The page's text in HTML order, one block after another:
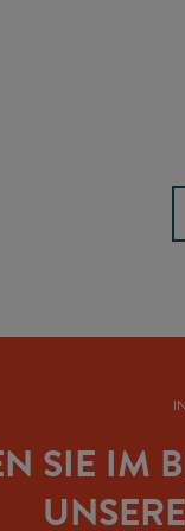
SIE IM